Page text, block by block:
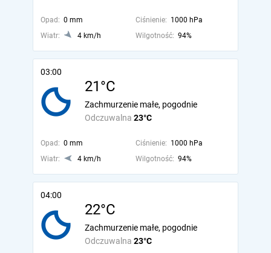
Opad: 0 mm Ciśnienie: 1000 hPa
Wiatr:
4 km/h Wilgotność: 94%
03:00
21°C
Odczuwalna 23°C
Zachmurzenie małe, pogodnie
Opad: 0 mm Ciśnienie: 1000 hPa
Wiatr:
4 km/h Wilgotność: 94%
04:00
22°C
Odczuwalna 23°C
Zachmurzenie małe, pogodnie